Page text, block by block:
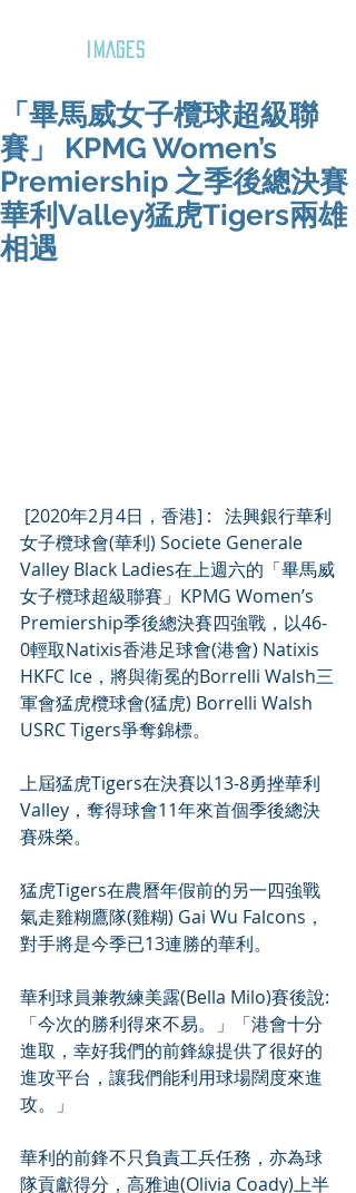
IMAGES
「畢馬威女子欖球超級聯
賽」 KPMG Women’s
Premiership 之季後總決賽
華利Valley猛虎Tigers兩雄
相遇
女子欖球會(華利) Societe Generale
Valley Black Ladies在上週六的「畢馬威
女子欖球超級聯賽」KPMG Women’s
Premiership季後總決賽四強戰，以46-
0輕取Natixis香港足球會(港會) Natixis
HKFC Ice，將與衛冕的Borrelli Walsh三
軍會猛虎欖球會(猛虎) Borrelli Walsh
USRC Tigers爭奪錦標。
上屆猛虎Tigers在決賽以13-8勇挫華利
Valley，奪得球會11年來首個季後總決
賽殊榮。
猛虎Tigers在農曆年假前的另一四強戰
氣走雞糊鷹隊(雞糊) Gai Wu Falcons，
對手將是今季已13連勝的華利。
華利球員兼教練美露(Bella Milo)賽後說:
「今次的勝利得來不易。」「港會十分
進取，幸好我們的前鋒線提供了很好的
進攻平台，讓我們能利用球場闊度來進
攻。」
華利的前鋒不只負責工兵任務，亦為球
隊貢獻得分，高雅迪(Olivia Coady)上半